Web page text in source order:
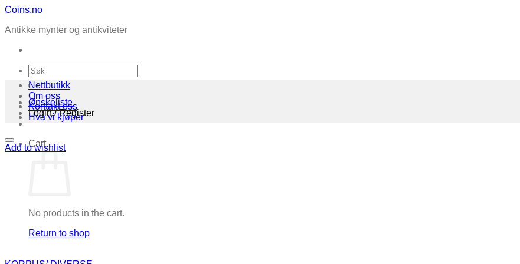
Skip
content
Coins.no
Antikke mynter og antikviteter
Search
for:
Ønskeliste
Login / Register
Cart
No products in the cart.
Return to shop
Nettbutikk
Om oss
Kontakt oss
Hva vi kjøper
Add to wishlist